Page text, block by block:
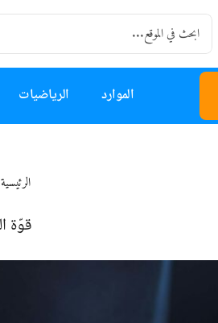
Search
for:
الموارد الرياضيات
الرئيسية
قوّة